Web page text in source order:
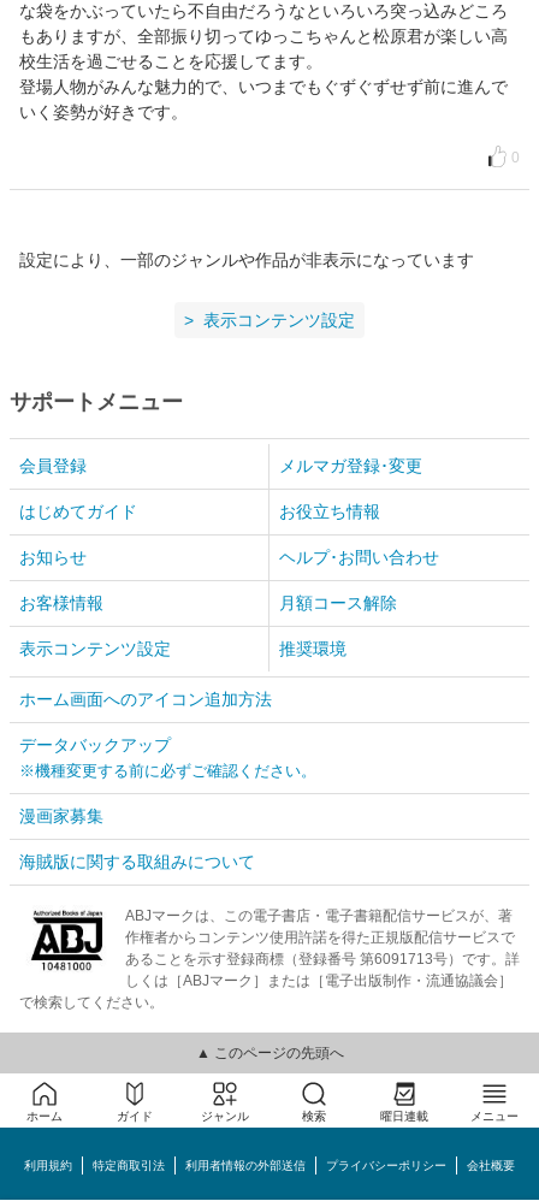
な袋をかぶっていたら不自由だろうなといろいろ突っ込みどころ
もありますが、全部振り切ってゆっこちゃんと松原君が楽しい高
校生活を過ごせることを応援してます。
登場人物がみんな魅力的で、いつまでもぐずぐずせず前に進んで
いく姿勢が好きです。
0
設定により、一部のジャンルや作品が非表示になっています
表示コンテンツ設定
サポートメニュー
会員登録 メルマガ登録･変更
はじめてガイド お役立ち情報
お知らせ ヘルプ･お問い合わせ
お客様情報 月額コース解除
表示コンテンツ設定 推奨環境
ホーム画面へのアイコン追加方法
データバックアップ
※機種変更する前に必ずご確認ください。
漫画家募集
海賊版に関する取組みについて
ABJマークは、この電子書店・電子書籍配信サービスが、著
作権者からコンテンツ使用許諾を得た正規版配信サービスで
あることを示す登録商標（登録番号 第6091713号）です。詳
しくは［ABJマーク］または［電子出版制作・流通協議会］
で検索してください。
▲ このページの先頭へ
ホーム ガイド ジャンル 検索 曜日連載 メニュー
利用規約 特定商取引法 利用者情報の外部送信 プライバシーポリシー 会社概要